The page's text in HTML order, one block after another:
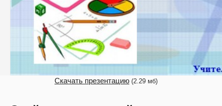
Скачать презентацию (2.29 мб)